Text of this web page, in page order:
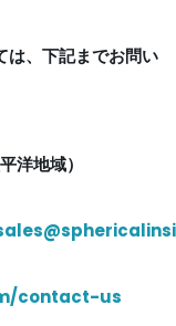
は、下記までお問い
洋地域）
contact-us